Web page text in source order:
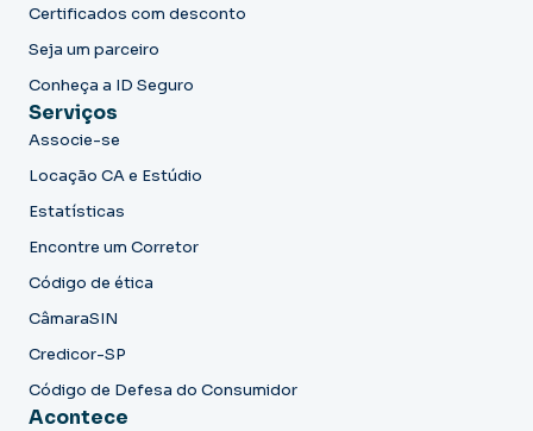
Certificados com desconto
Seja um parceiro
Conheça a ID Seguro
Serviços
Associe-se
Locação CA e Estúdio
Estatísticas
Encontre um Corretor
Código de ética
CâmaraSIN
Credicor-SP
Código de Defesa do Consumidor
Acontece